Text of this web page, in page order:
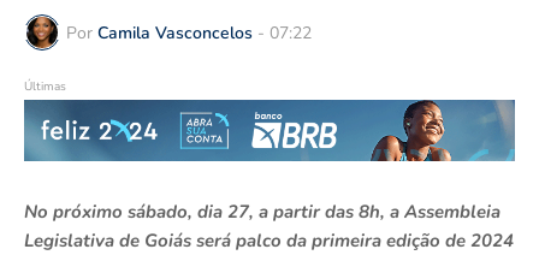
Por Camila Vasconcelos - 07:22
Últimas
No próximo sábado, dia 27, a partir das 8h, a Assembleia
Legislativa de Goiás será palco da primeira edição de 2024